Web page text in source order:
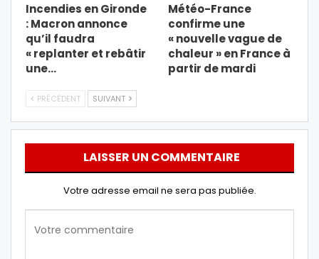
Incendies en Gironde
: Macron annonce
qu’il faudra
« replanter et rebâtir
une…
Météo-France
confirme une
« nouvelle vague de
chaleur » en France à
partir de mardi
PRÉCÉDENT SUIVANT
LAISSER UN COMMENTAIRE
Votre adresse email ne sera pas publiée.